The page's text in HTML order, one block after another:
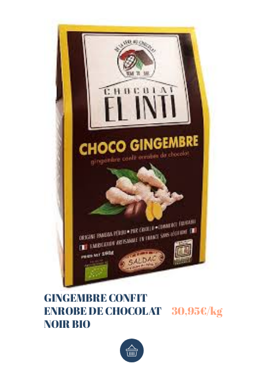
GINGEMBRE CONFIT
ENROBE DE CHOCOLAT
NOIR BIO
30,95€/kg